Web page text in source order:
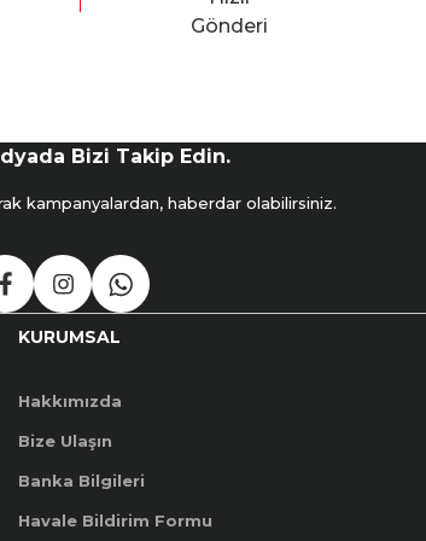
Gönderi
Bizi Takip Edin.
kampanyalardan, haberdar olabilirsiniz.
KURUMSAL
Hakkımızda
Bize Ulaşın
Banka Bilgileri
Havale Bildirim Formu